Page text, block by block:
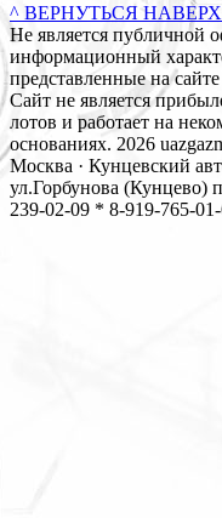
^ ВЕРНУТЬСЯ
Не является публичной
информационный
представленные на
Сайт не является
лотов и работает на
основаниях. 2026
Москва · Кунцевский
ул.Горбунова (Кунцево)
239-02-09 * 8-919-765-